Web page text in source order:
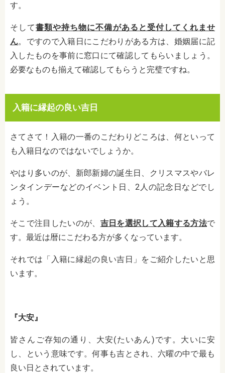
す。
そして書類や持ち物に不備があると受付してくれませ
ん。ですので入籍日にこだわりがある方は、婚姻届に記
入したものを事前に窓口にて確認してもらいましょう。
必要なものも揃えて確認してもらうと完璧ですね。
入籍に縁起の良い吉日
さてさて！入籍の一番のこだわりどころは、何といって
も入籍日なのではないでしょうか。
やはり多いのが、新郎新婦の誕生日、クリスマスやバレ
ンタインデーなどのイベント日、2人の記念日などでし
ょう。
そこで注目したいのが、 吉日を選択して入籍する方法で
す。最近は暦にこだわる方が多くなっています。
それでは「入籍に縁起の良い吉日」をご紹介したいと思
います。
『大安』
皆さんご存知の通り、大安(たいあん)です。大いに安
し、という意味です。何事も吉とされ、六曜の中で最も
良い日とされています。